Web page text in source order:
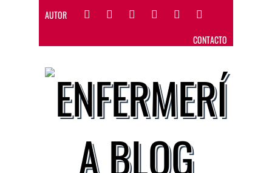
AUTOR
CONTACTO